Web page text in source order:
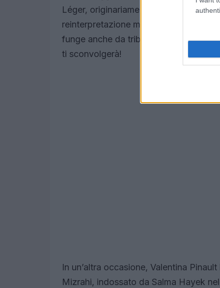
Léger, originariamente sfoggiato dalla
reinterpretazione moderna di capi
funge anche da tributo a un’epoca in
ti sconvolgerà!
In un’altra occasione, Valentina
Mizrahi, indossato da Salma Hayek